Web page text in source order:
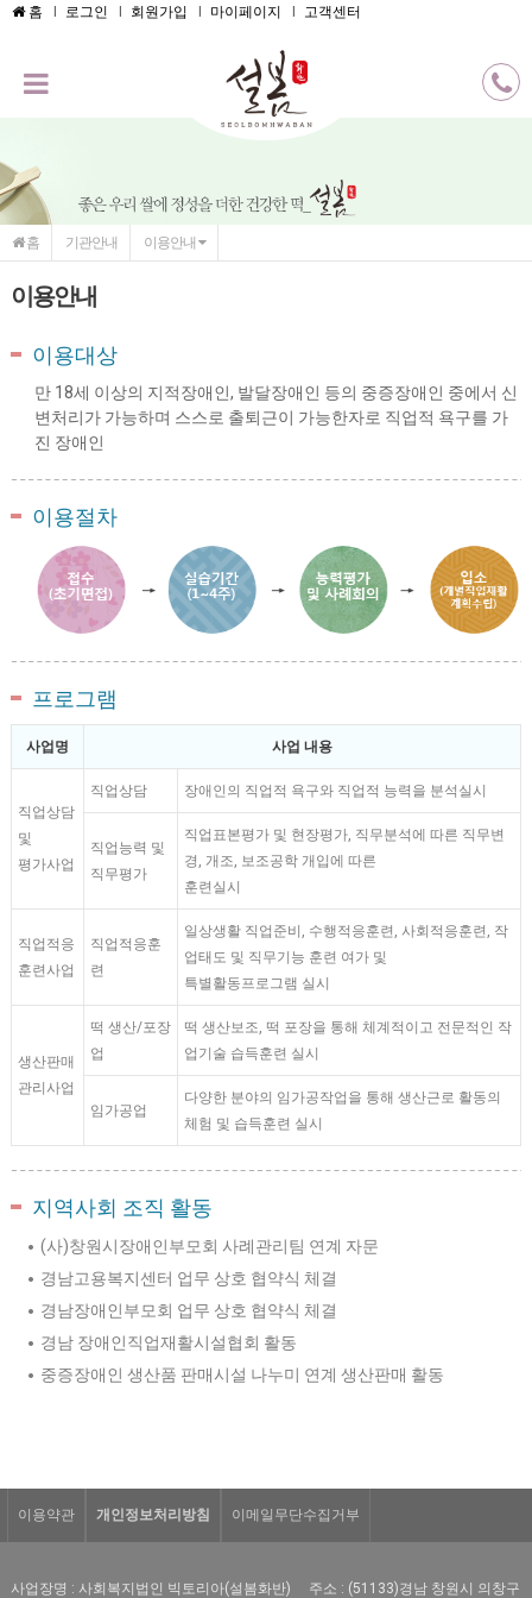
메인콘텐츠 바로가기
홈 로그인 회원가입 마이페이지 고객센터
홈 기관안내 이용안내
이용안내
이용대상
만 18세 이상의 지적장애인, 발달장애인 등의 중증장애인 중에서 신
변처리가 가능하며 스스로 출퇴근이 가능한자로 직업적 욕구를 가
진 장애인
이용절차
프로그램
사업명 사업 내용
직업상담
및
평가사업
직업상담 장애인의 직업적 욕구와 직업적 능력을 분석실시
직업능력 및
직무평가
직업표본평가 및 현장평가, 직무분석에 따른 직무변
경, 개조, 보조공학 개입에 따른
훈련실시
직업적응
훈련사업
직업적응훈
련
일상생활 직업준비, 수행적응훈련, 사회적응훈련, 작
업태도 및 직무기능 훈련 여가 및
특별활동프로그램 실시
생산판매
관리사업
떡 생산/포장
업
떡 생산보조, 떡 포장을 통해 체계적이고 전문적인 작
업기술 습득훈련 실시
임가공업
다양한 분야의 임가공작업을 통해 생산근로 활동의
체험 및 습득훈련 실시
지역사회 조직 활동
(사)창원시장애인부모회 사례관리팀 연계 자문
경남고용복지센터 업무 상호 협약식 체결
경남장애인부모회 업무 상호 협약식 체결
경남 장애인직업재활시설협회 활동
중증장애인 생산품 판매시설 나누미 연계 생산판매 활동
이용약관 개인정보처리방침 이메일무단수집거부
사업장명 : 사회복지법인 빅토리아(설봄화반) 주소 : (51133)경남 창원시 의창구